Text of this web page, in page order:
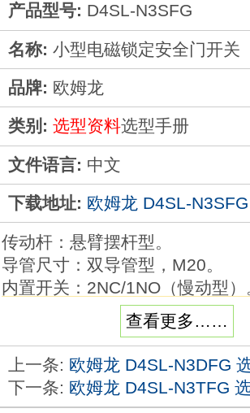
产品型号: D4SL-N3SFG
名称: 小型电磁锁定安全门开关
品牌: 欧姆龙
类别: 选型资料选型手册
文件语言: 中文
下载地址: 欧姆龙 D4SL-
传动杆：悬臂摆杆型。
导管尺寸：双导管型，M20。
内置开关：2NC/1NO（慢动型）
塑料材质的紧凑型安全门铰链开
等设备节省空间。
该产品系列在原有接点结构1NC/
基础上，
新增了2NC/1NO及3NC接点结
查看更多……
上一条: 欧姆龙 D4SL-N3DFG
下一条: 欧姆龙 D4SL-N3TFG